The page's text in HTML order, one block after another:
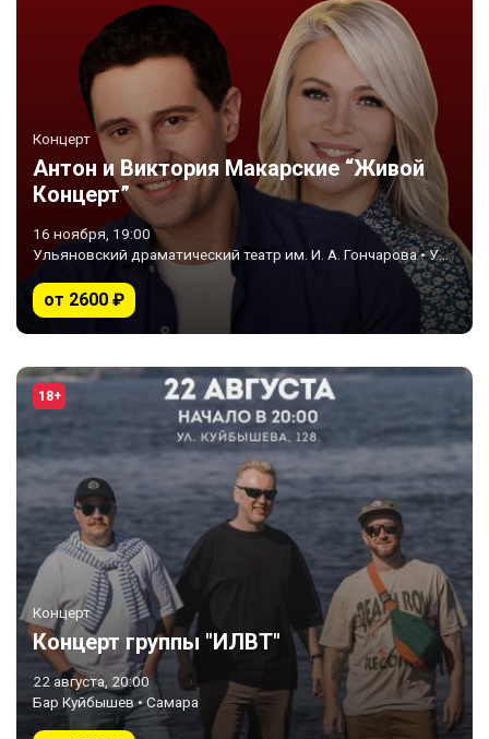
Концерт
Антон и Виктория Макарские “Живой
Концерт”
16 ноября, 19:00
Ульяновский драматический театр им. И. А. Гончарова • Ульяновск
от 2600 ₽
18+
Концерт
Концерт группы "ИЛВТ"
22 августа, 20:00
Бар Куйбышев • Самара